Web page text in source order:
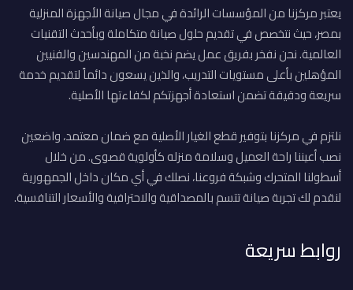
يعتبر مركزنا من المؤسسات الرائدة في مجال صيانة الأجهزة المنزلية
بمصر، حيث نتخصص في تقديم حلول صيانة متكاملة وبأحدث التقنيات
العالمية. نحن نفخر بفريق عمل يضم نخبة من المهندسين والفنيين
المؤهلين بأعلى مستويات التدريب، والذين يسعون دائماً لتقديم خدمة
سريعة ودقيقة تضمن استعادة أجهزتكم لكفاءتها الأصلية.
نلتزم في مركزنا بتوفير قطع الغيار الأصلية مع ضمان معتمد، واضعين
نصب أعيننا راحة العميل وسلامة منزله كأولوية قصوى. من خلال
أسطولنا المتحرك وشبكة فروعنا، نصلك في أي مكان داخل الجمهورية
لنقدم لك تجربة صيانة تتسم بالمصداقية والاحترافية والأسعار التنافسية.
روابط سريعة